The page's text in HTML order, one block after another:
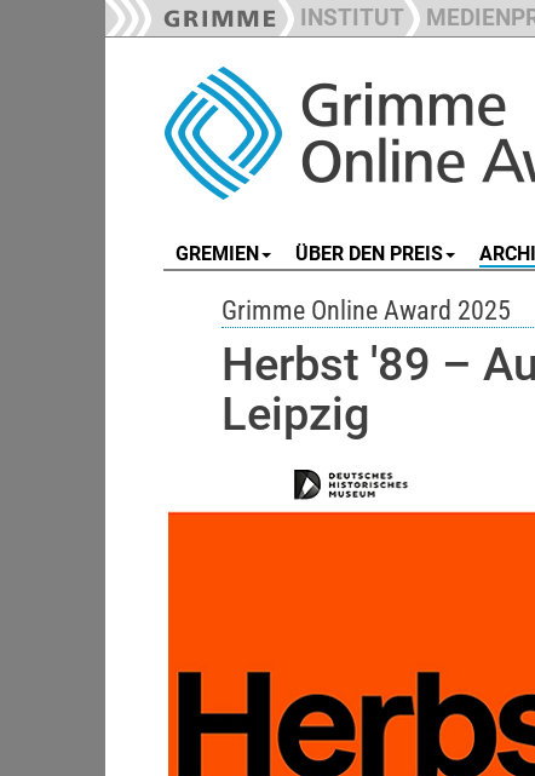
INSTITUT
GREMIEN ÜBER DEN PREIS
Grimme Online Award 2025
Herbst '89 –
Leipzig